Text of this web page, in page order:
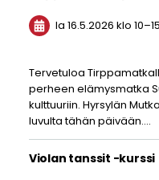
la 16.5.2026 klo 10–
Tervetuloa
perheen elämysmatka
kulttuuriin. Hyrsylän
luvulta tähän päivään.…
Violan tanssit -kurssi